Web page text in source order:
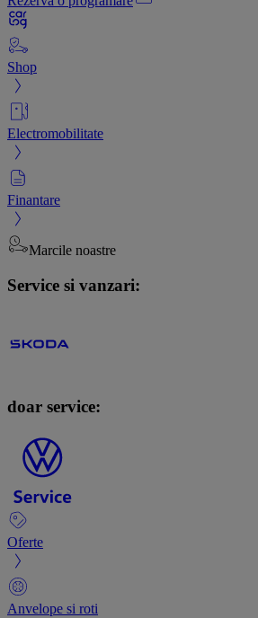
Shop
Electromobilitate
Finantare
Marcile noastre
Service si vanzari:
doar service:
Oferte
Anvelope si roti